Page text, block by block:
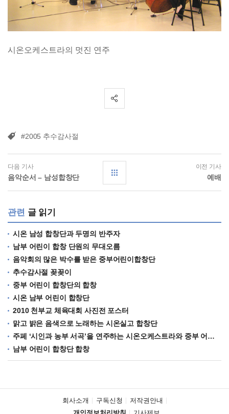
시온오케스트라의 멋진 연주
#2005 추수감사절
다음 기사
음악순서 – 남성합창단
이전 기사
예배
관련 글 읽기
시온 남성 합창단과 두명의 반주자
남부 어린이 합창 단원의 무대오름
음악회의 많은 박수를 받은 중부어린이합창단
추수감사절 꽂꽂이
중부 어린이 합창단의 합창
시온 남부 어린이 합창단
2010 천부교 체육대회 사진전 포스터
맑고 밝은 음색으로 노래하는 시온실고 합창단
주페 ‘시인과 농부 서곡’을 연주하는 시온오케스트라와 중부 어린이 합창단
남부 어린이 합창단 합창
회사소개 구독신청
저작권안내